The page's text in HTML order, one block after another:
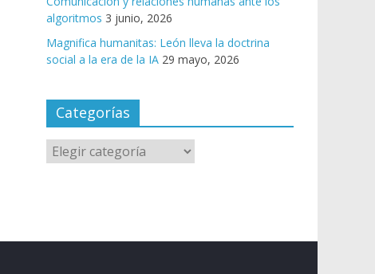
algoritmos 3 junio, 2026
Magnifica humanitas: León lleva la doctrina
social a la era de la IA 29 mayo, 2026
Categorías